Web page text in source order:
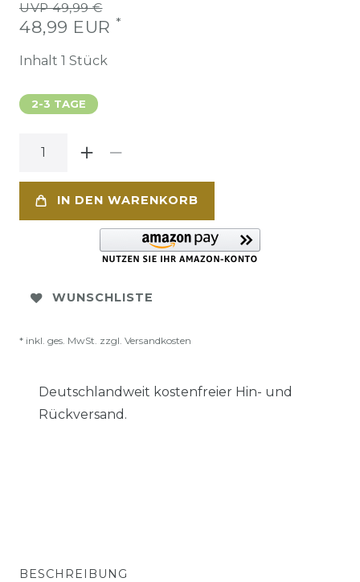
UVP 49,99 €
48,99 EUR *
Inhalt 1 Stück
2-3 TAGE
IN DEN WARENKORB
WUNSCHLISTE
* inkl. ges. MwSt. zzgl. Versandkosten
Deutschlandweit kostenfreier Hin- und
Rückversand.
BESCHREIBUNG